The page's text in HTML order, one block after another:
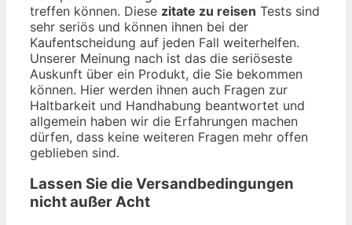
treffen können. Diese zitate zu reisen Tests sind
sehr seriös und können ihnen bei der
Kaufentscheidung auf jeden Fall weiterhelfen.
Unserer Meinung nach ist das die seriöseste
Auskunft über ein Produkt, die Sie bekommen
können. Hier werden ihnen auch Fragen zur
Haltbarkeit und Handhabung beantwortet und
allgemein haben wir die Erfahrungen machen
dürfen, dass keine weiteren Fragen mehr offen
geblieben sind.
Lassen Sie die Versandbedingungen
nicht außer Acht